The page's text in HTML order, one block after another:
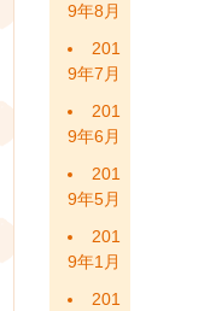
9年8月
201
9年7月
201
9年6月
201
9年5月
201
9年1月
201